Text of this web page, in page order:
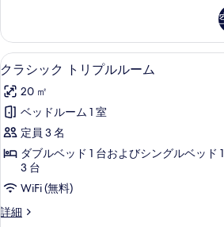
を
表
示
す
る
た
は
ツ
イ
ン
ル
ー
の
す
ク
ダ
ブ
ま
た
ツ
イ
ル
ー
ム
ク
ラ
シ
ッ
ク
ト
リ
プ
クラシ
3
クラシック トリプルルーム
20 ㎡
ベッドルーム 1 室
定員 3 名
ダブルベッド 1 台およびシングルベッド
3 台
WiFi (無料)
詳細
ク